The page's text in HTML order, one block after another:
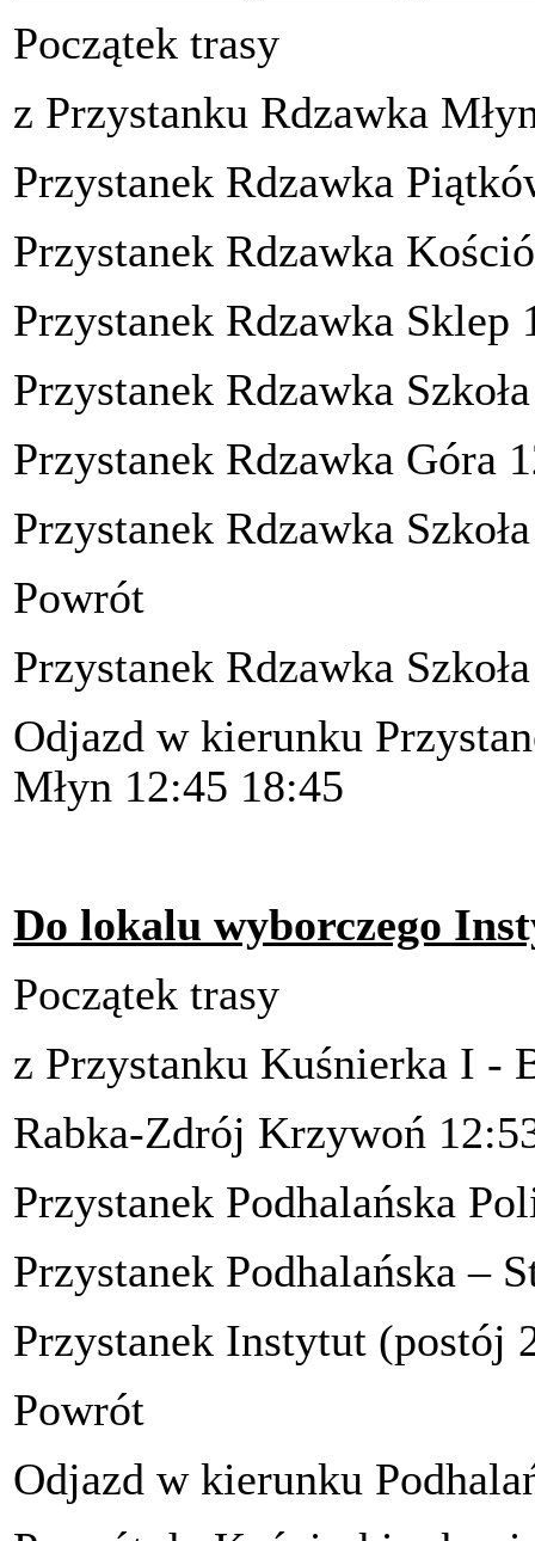
Początek trasy
z Przystanku Rdzawka
Przystanek Rdzawka
Przystanek Rdzawka
Przystanek Rdzawka Sklep
Przystanek Rdzawka
Przystanek Rdzawka Góra
Przystanek Rdzawka
Powrót
Przystanek Rdzawka Szkoła
Odjazd w kierunku
Młyn 12:45 18:45
Do lokalu wyborczego
Początek trasy
z Przystanku Kuśnierka I -
Rabka-Zdrój Krzywoń
Przystanek Podhalańska
Przystanek Podhalańska –
Przystanek Instytut (postój
Powrót
Odjazd w kierunku